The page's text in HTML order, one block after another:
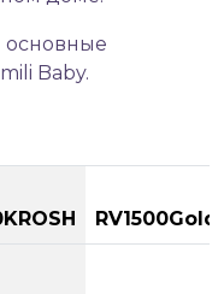
основные
Baby.
RV1500Gold